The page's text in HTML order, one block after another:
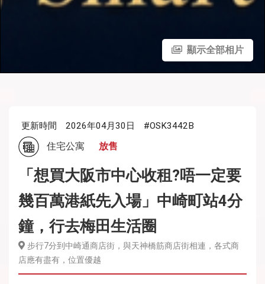
顯示全部相片
更新時間 2026年04月30日 #OSK3442B
住宅公寓 放售
「想買大阪市中心收租?唔一定要
幾百萬港紙先入場」中崎町站4分
鐘，行去梅田生活圈
步行7分到中崎通商店街，與天神橋筋商店街相連，各式商
店應有盡有，位置優越